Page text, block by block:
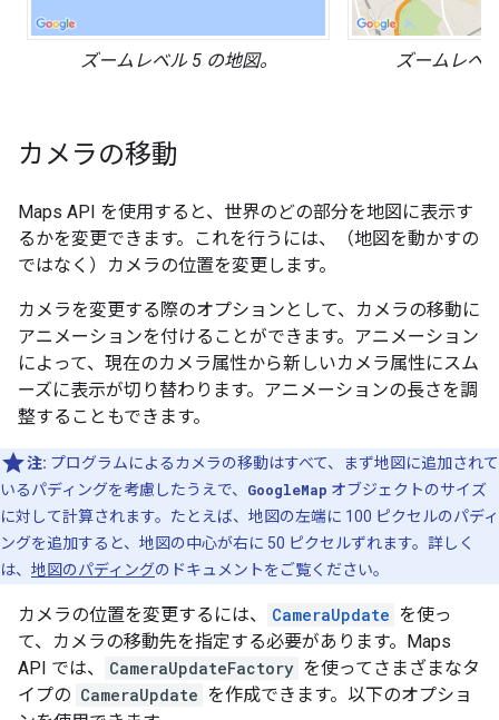
ズームレベル 5 の地図。 ズームレベ
カメラの移動
Maps API を使用すると、世界のどの部分を地図に表示す
るかを変更できます。これを行うには、（地図を動かすの
ではなく）カメラの位置を変更します。
カメラを変更する際のオプションとして、カメラの移動に
アニメーションを付けることができます。アニメーション
によって、現在のカメラ属性から新しいカメラ属性にスム
ーズに表示が切り替わります。アニメーションの長さを調
整することもできます。
注: プログラムによるカメラの移動はすべて、まず地図に追加されて
いるパディングを考慮したうえで、 GoogleMap オブジェクトのサイズ
に対して計算されます。たとえば、地図の左端に 100 ピクセルのパディ
ングを追加すると、地図の中心が右に 50 ピクセルずれます。詳しく
は、 地図のパディングのドキュメントをご覧ください。
カメラの位置を変更するには、 CameraUpdate を使っ
て、カメラの移動先を指定する必要があります。Maps
API では、
CameraUpdateFactory を使ってさまざまなタ
イプの CameraUpdate を作成できます。以下のオプショ